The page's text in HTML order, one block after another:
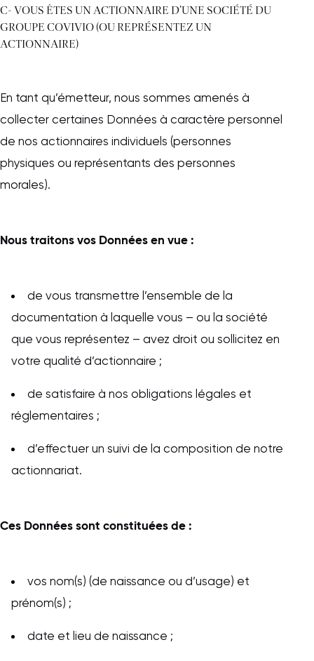
C- VOUS ÊTES UN ACTIONNAIRE D’UNE SOCIÉTÉ DU
GROUPE COVIVIO (OU REPRÉSENTEZ UN
ACTIONNAIRE)
En tant qu’émetteur, nous sommes amenés à
collecter certaines Données à caractère personnel
de nos actionnaires individuels (personnes
physiques ou représentants des personnes
morales).
Nous traitons vos Données en vue :
de vous transmettre l’ensemble de la
documentation à laquelle vous – ou la société
que vous représentez – avez droit ou sollicitez en
votre qualité d’actionnaire ;
de satisfaire à nos obligations légales et
réglementaires ;
d’effectuer un suivi de la composition de notre
actionnariat.
Ces Données sont constituées de :
vos nom(s) (de naissance ou d’usage) et
prénom(s) ;
date et lieu de naissance ;